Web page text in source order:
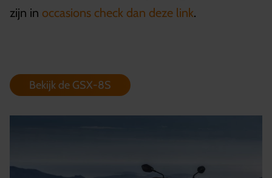
zijn in occasions check dan deze link.
Bekijk de GSX-8S